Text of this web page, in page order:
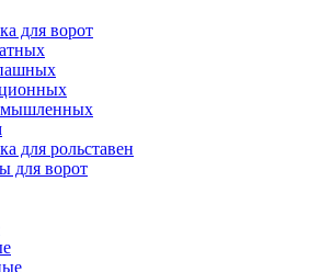
для ворот
для рольставен
для ворот